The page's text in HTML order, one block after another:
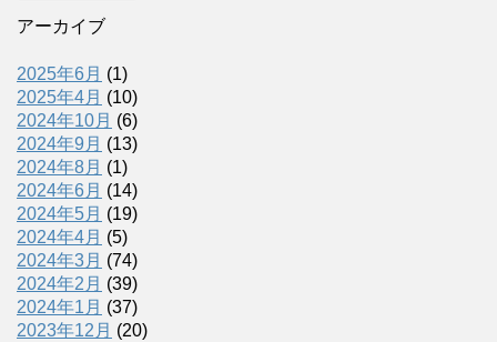
アーカイブ
2025年6月 (1)
2025年4月 (10)
2024年10月 (6)
2024年9月 (13)
2024年8月 (1)
2024年6月 (14)
2024年5月 (19)
2024年4月 (5)
2024年3月 (74)
2024年2月 (39)
2024年1月 (37)
2023年12月 (20)